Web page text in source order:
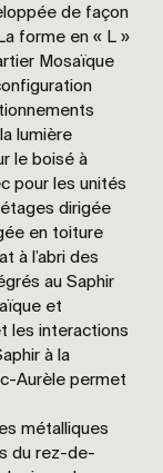
de façon
forme en « L »
Mosaïque
lumière
le boisé à
pour les unités
dirigée
en toiture
à l’abri des
au Saphir
et
les interactions
à la
Aurèle permet
métalliques
du rez-de-